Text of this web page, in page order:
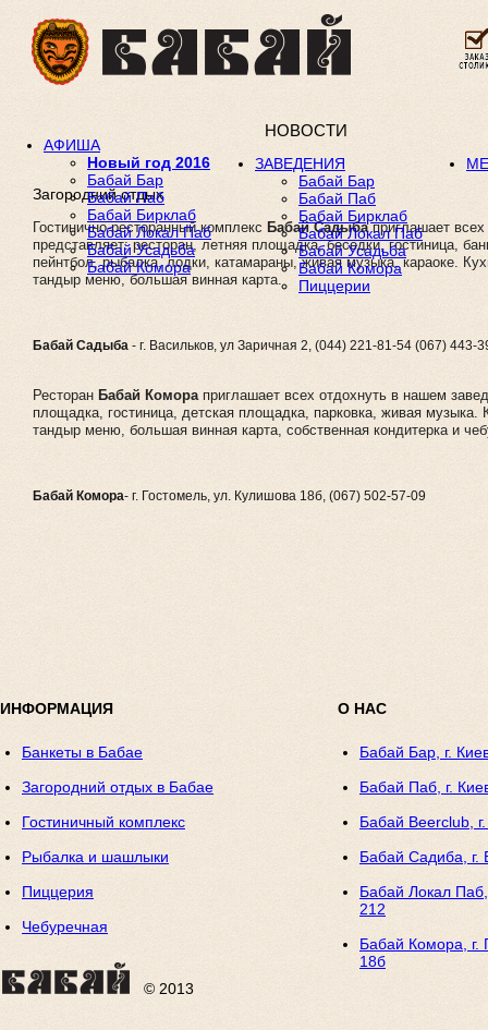
НОВОСТИ
АФИША
Новый год 2016
Бабай Бар
Бабай Паб
Бабай Бирклаб
Бабай Локал Паб
Бабай Усадьба
Бабай Комора
ЗАВЕДЕНИЯ
Бабай Бар
Бабай Паб
Бабай Бирклаб
Бабай Локал Паб
Бабай Усадьба
Бабай Комора
Пиццерии
Загородний отдых
Гостинично-ресторанный комплекс Бабай Садыбаприглашает
представляет: ресторан, летняя площадка, беседки, гостиница,
пейнтбол, рыбалка, лодки, катамараны, живая музыка, караоке.
тандыр меню, большая винная карта.
Бабай Садыба - г. Васильков, ул Заричная 2, (044) 221-81-54 (067) 443-
Ресторан Бабай Комораприглашает всех отдохнуть в нашем
площадка, гостиница, детская площадка, парковка, живая музыка.
тандыр меню, большая винная карта, собственная кондитерка и
Бабай Комора- г. Гостомель, ул. Кулишова 18б, (067) 502-57-09
© 2013
ИНФОРМАЦИЯ
Банкеты в Бабае
Загородний отдых в Бабае
Гостиничный комплекс
Рыбалка и шашлыки
Пиццерия
Чебуречная
О НАС
Бабай Бар, г.
Бабай Паб, г.
Бабай Beerclub,
Бабай Садиба, г.
Бабай Локал
212
Бабай Комора, г.
18б